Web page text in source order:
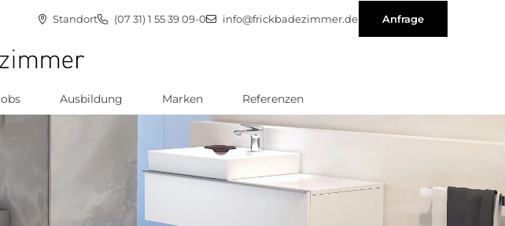
Standort (07 31) 1 55 39 09-0 info@frickbadezimmer.de Anfrage
Ausbildung Marken Referenzen